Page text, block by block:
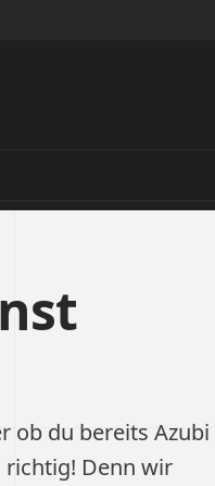
ob du bereits Azubi
Denn wir